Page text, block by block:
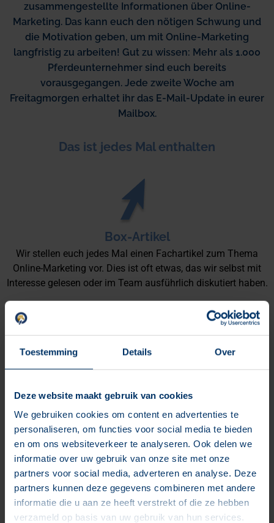
Toestemming Details Over
Deze website maakt gebruik van cookies
We gebruiken cookies om content en advertenties te
personaliseren, om functies voor social media te bieden
en om ons websiteverkeer te analyseren. Ook delen we
informatie over uw gebruik van onze site met onze
partners voor social media, adverteren en analyse. Deze
partners kunnen deze gegevens combineren met andere
informatie die u aan ze heeft verstrekt of die ze hebben
verzameld op basis van uw gebruik van hun services.
zusammengestellte Informationen über Online-
Marketing. Das kann euch den nötigen Schwung und
die Motivation geben, um mit Online-Marketing
langfristig zu arbeiten! Gut zu wissen: Mehr als 1.000
Pferdeunternehmer sind euch bereits
vorausgegangen. Jede zweite Woche am
Freitagmorgen erhaltet ihr das E-Mail-Update in eurer
Mailbox.
Das ist jedes Mal enthalten
Box-Artikel
Wir stellen euch jedes Mal einen Fachartikel zum Thema
Online-Marketing vor. Dies ist oft etwas, das wir selbst mit
Interesse gelesen oder im Team ausführlich diskutiert haben.
Online-Marketing-Tipp
eine Einstellung oder etwas anderes, das ihr tun oder nutzen
Marketingteam für euch tätig wird - schließlich lieben wir
Vertiefung